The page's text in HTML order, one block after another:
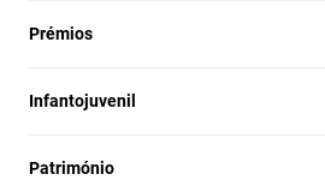
Prémios
Infantojuvenil
Património